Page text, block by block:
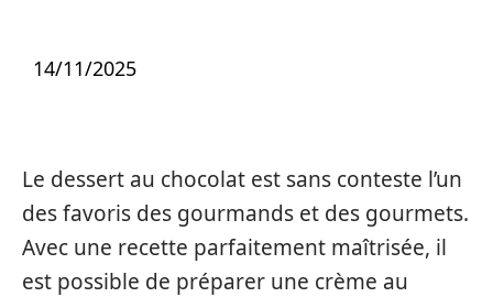
14/11/2025
Le dessert au chocolat est sans conteste l’un
des favoris des gourmands et des gourmets.
Avec une recette parfaitement maîtrisée, il
est possible de préparer une crème au